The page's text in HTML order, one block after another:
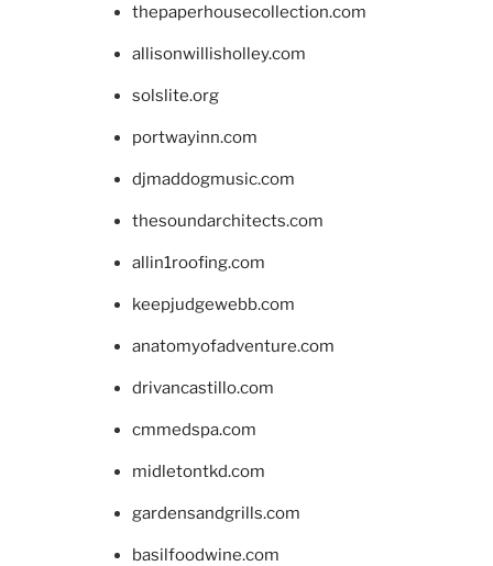
thepaperhousecollection.com
allisonwillisholley.com
solslite.org
portwayinn.com
djmaddogmusic.com
thesoundarchitects.com
allin1roofing.com
keepjudgewebb.com
anatomyofadventure.com
drivancastillo.com
cmmedspa.com
midletontkd.com
gardensandgrills.com
basilfoodwine.com